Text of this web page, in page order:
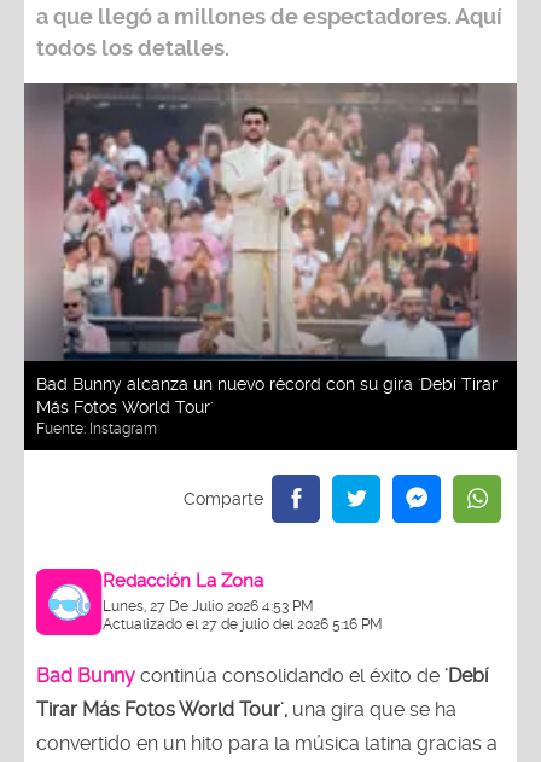
a que llegó a millones de espectadores. Aquí
todos los detalles.
Bad Bunny alcanza un nuevo récord con su gira 'Debí Tirar
Más Fotos World Tour'
Fuente: Instagram
Redacción La Zona
Lunes, 27 De Julio 2026 4:53 PM
Actualizado el 27 de julio del 2026 5:16 PM
Bad Bunny continúa consolidando el éxito de 'Debí
Tirar Más Fotos World Tour', una gira que se ha
convertido en un hito para la música latina gracias a